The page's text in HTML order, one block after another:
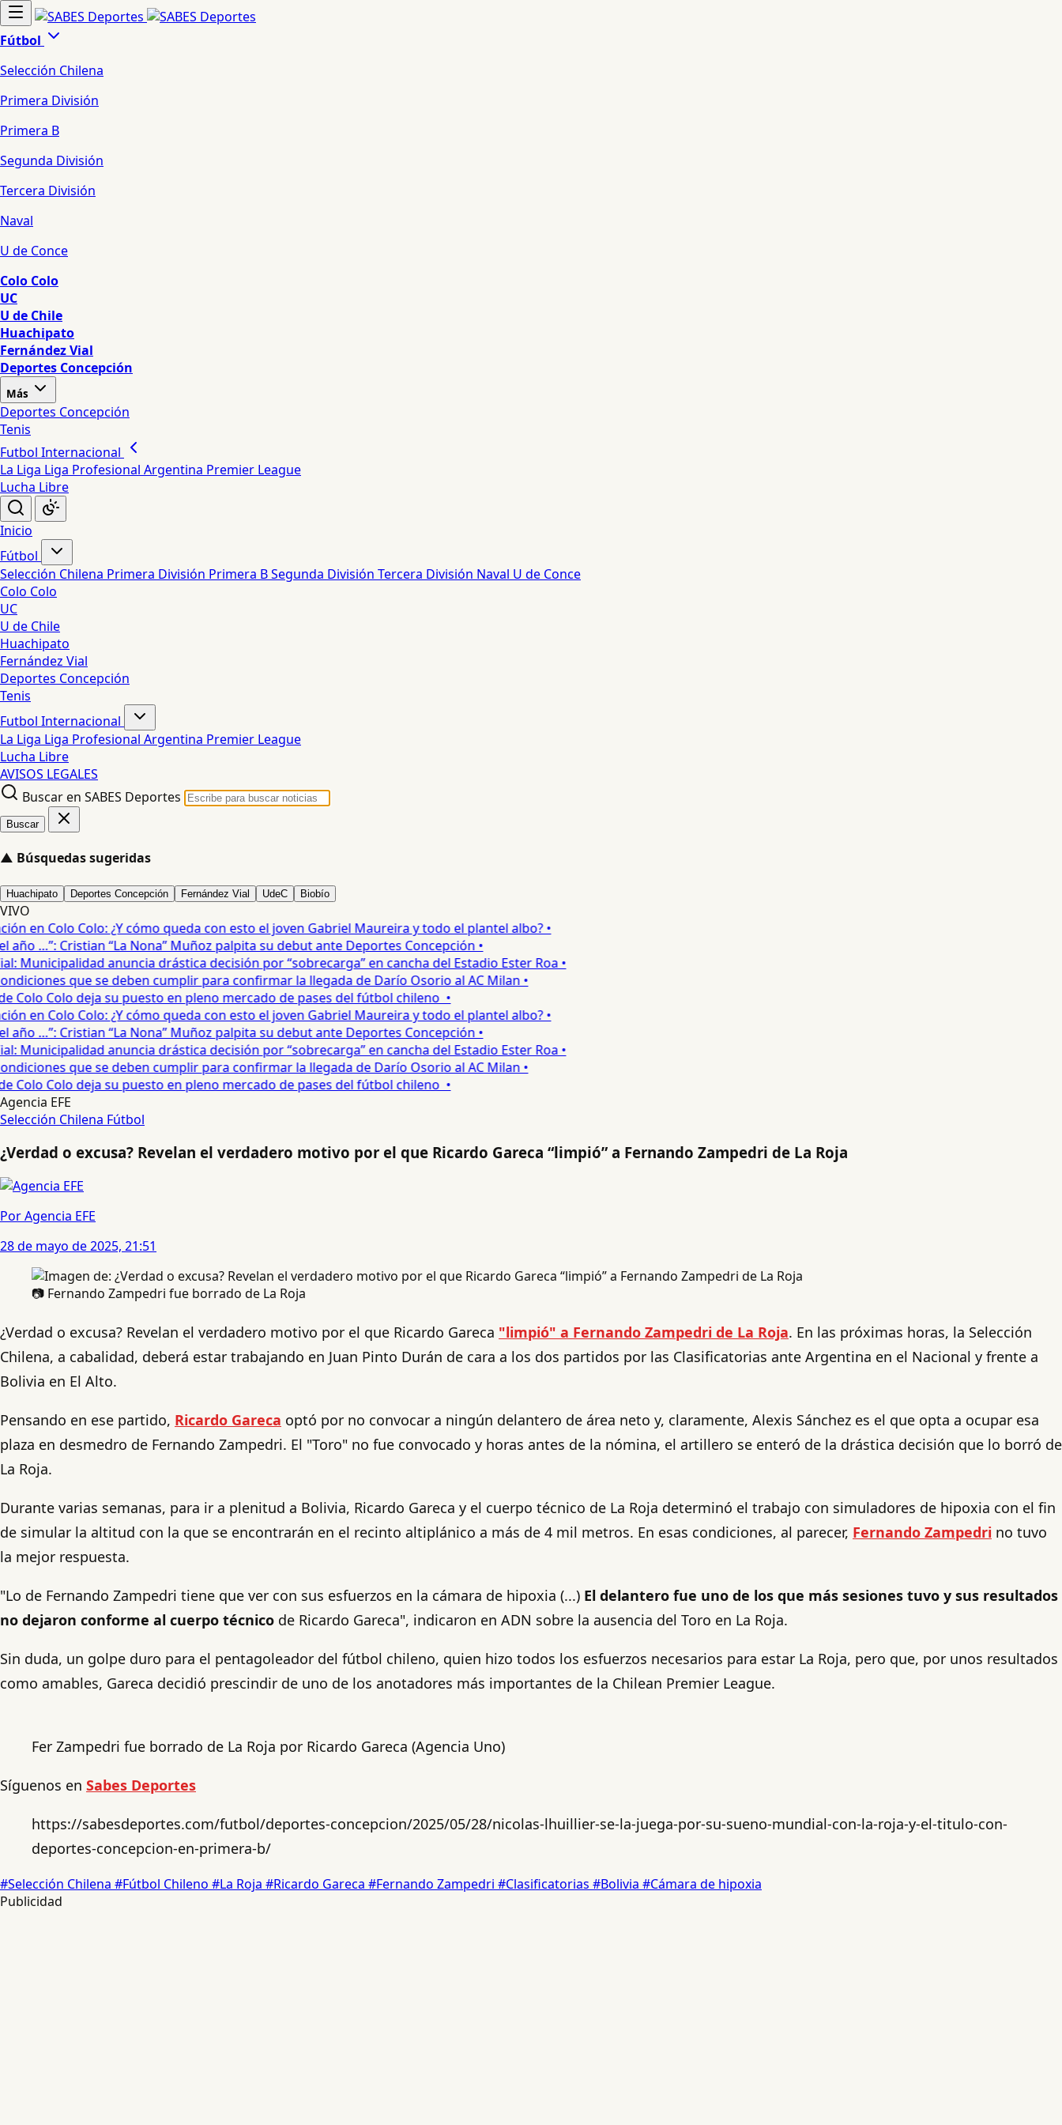
Fútbol
Selección Chilena
Primera División
Primera B
Segunda División
Tercera División
Naval
U de Conce
Colo Colo
UC
U de Chile
Huachipato
Fernández Vial
Deportes Concepción
Más
Deportes Concepción
Tenis
Futbol Internacional
La Liga Liga Profesional Argentina Premier League
Lucha Libre
Inicio
Fútbol
Selección Chilena Primera División Primera BSegunda División Tercera División Naval U de Conce
Colo Colo
UC
U de Chile
Huachipato
Fernández Vial
Deportes Concepción
Tenis
Futbol Internacional
La Liga Liga Profesional Argentina Premier League
Lucha Libre
AVISOS LEGALES
Buscar en SABES Deportes
Buscar
▲ Búsquedas sugeridas
Huachipato Deportes Concepción Fernández Vial UdeC Biobío
VIVO
en Colo Colo: ¿Y cómo queda con esto el joven Gabriel Maureira y todo el plantel albo? •
…”: Cristian “La Nona” Muñoz palpita su debut ante Deportes Concepción •
Municipalidad anuncia drástica decisión por “sobrecarga” en cancha del Estadio Ester Roa •
que se deben cumplir para confirmar la llegada de Darío Osorio al AC Milan •
Colo deja su puesto en pleno mercado de pases del fútbol chileno •
en Colo Colo: ¿Y cómo queda con esto el joven Gabriel Maureira y todo el plantel albo? •
…”: Cristian “La Nona” Muñoz palpita su debut ante Deportes Concepción •
Municipalidad anuncia drástica decisión por “sobrecarga” en cancha del Estadio Ester Roa •
que se deben cumplir para confirmar la llegada de Darío Osorio al AC Milan •
Colo deja su puesto en pleno mercado de pases del fútbol chileno •
Agencia EFE
Selección Chilena Fútbol
¿Verdad o excusa? Revelan el verdadero motivo por el que Ricardo Gareca “limpió” a Fernando Zampedri de La Roja
Por Agencia EFE
28 de mayo de 2025, 21:51
📷 Fernando Zampedri fue borrado de La Roja
¿Verdad o excusa? Revelan el verdadero motivo por el que Ricardo Gareca "limpió" a Fernando Zampedri de La Roja. En las próximas horas, la Selección
Chilena, a cabalidad, deberá estar trabajando en Juan Pinto Durán de cara a los dos partidos por las Clasificatorias ante Argentina en el Nacional y frente a
Bolivia en El Alto.
Pensando en ese partido, Ricardo Gareca optó por no convocar a ningún delantero de área neto y, claramente, Alexis Sánchez es el que opta a ocupar esa
plaza en desmedro de Fernando Zampedri. El "Toro" no fue convocado y horas antes de la nómina, el artillero se enteró de la drástica decisión que lo borró de
La Roja.
Durante varias semanas, para ir a plenitud a Bolivia, Ricardo Gareca y el cuerpo técnico de La Roja determinó el trabajo con simuladores de hipoxia con el fin
de simular la altitud con la que se encontrarán en el recinto altiplánico a más de 4 mil metros. En esas condiciones, al parecer, Fernando Zampedri no tuvo
la mejor respuesta.
"Lo de Fernando Zampedri tiene que ver con sus esfuerzos en la cámara de hipoxia (...) El delantero fue uno de los que más sesiones tuvo y sus resultados
no dejaron conforme al cuerpo técnico de Ricardo Gareca", indicaron en ADN sobre la ausencia del Toro en La Roja.
Sin duda, un golpe duro para el pentagoleador del fútbol chileno, quien hizo todos los esfuerzos necesarios para estar La Roja, pero que, por unos resultados
como amables, Gareca decidió prescindir de uno de los anotadores más importantes de la Chilean Premier League.
Fer Zampedri fue borrado de La Roja por Ricardo Gareca (Agencia Uno)
Síguenos en Sabes Deportes
https://sabesdeportes.com/futbol/deportes-concepcion/2025/05/28/nicolas-lhuillier-se-la-juega-por-su-sueno-mundial-con-la-roja-y-el-titulo-con-
deportes-concepcion-en-primera-b/
#Selección Chilena #Fútbol Chileno #La Roja #Ricardo Gareca #Fernando Zampedri #Clasificatorias #Bolivia #Cámara de hipoxia
Publicidad